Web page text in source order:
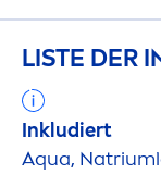
LISTE DER
Inkludiert
Aqua,